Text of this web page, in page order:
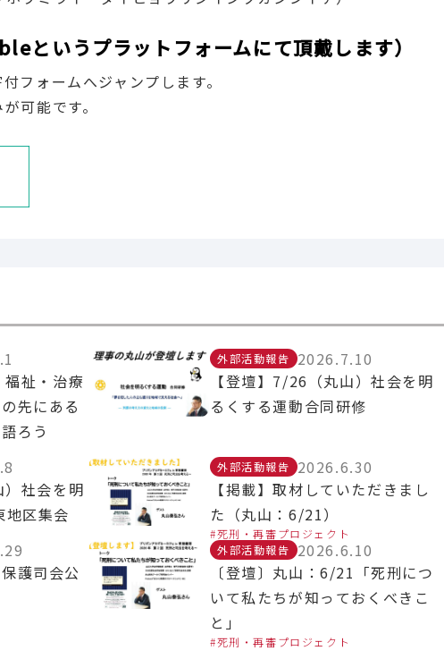
というプラットフォームにて頂戴します）
フォームへジャンプします。
可能です。
祉・治療
先にある
ろう
外部活動報告 2026.7.10
【登壇】7/26（丸山）社会を明
るくする運動合同研修
）社会を明
地区集会
外部活動報告 2026.6.30
【掲載】取材していただきまし
た（丸山：6/21）
死刑・再審プロジェクト
護司会公
外部活動報告 2026.6.10
〔登壇〕丸山：6/21「死刑につ
いて私たちが知っておくべきこ
と」
死刑・再審プロジェクト